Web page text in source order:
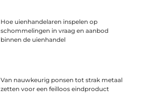
Hoe uienhandelaren inspelen op
schommelingen in vraag en aanbod
binnen de uienhandel
Van nauwkeurig ponsen tot strak metaal
zetten voor een feilloos eindproduct